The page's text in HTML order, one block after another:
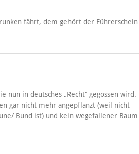
fährt, dem gehört der Führerschein
nun in deutsches „Recht“ gegossen wird.
gar nicht mehr angepflanzt (weil nicht
Bund ist) und kein wegefallener Baum